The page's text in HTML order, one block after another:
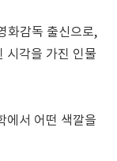
화감독 출신으로,
시각을 가진 인물
에서 어떤 색깔을